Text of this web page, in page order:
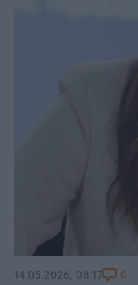
14.05.2026, 08:17 6